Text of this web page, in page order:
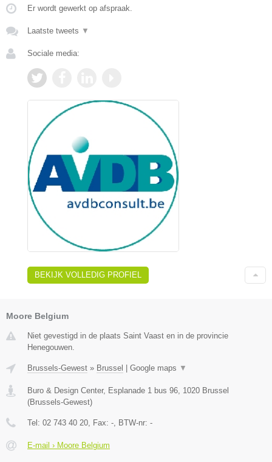
Er wordt gewerkt op afspraak.
Laatste tweets ▼
Sociale media:
BEKIJK VOLLEDIG PROFIEL
Moore Belgium
Niet gevestigd in de plaats Saint Vaast en in de provincie
Henegouwen.
Brussels-Gewest » Brussel | Google maps ▼
Buro & Design Center, Esplanade 1 bus 96 1020 Brussel
(Brussels-Gewest)
Tel: 02 743 40 20 , Fax: - , BTW-nr: -
E-mail › Moore Belgium